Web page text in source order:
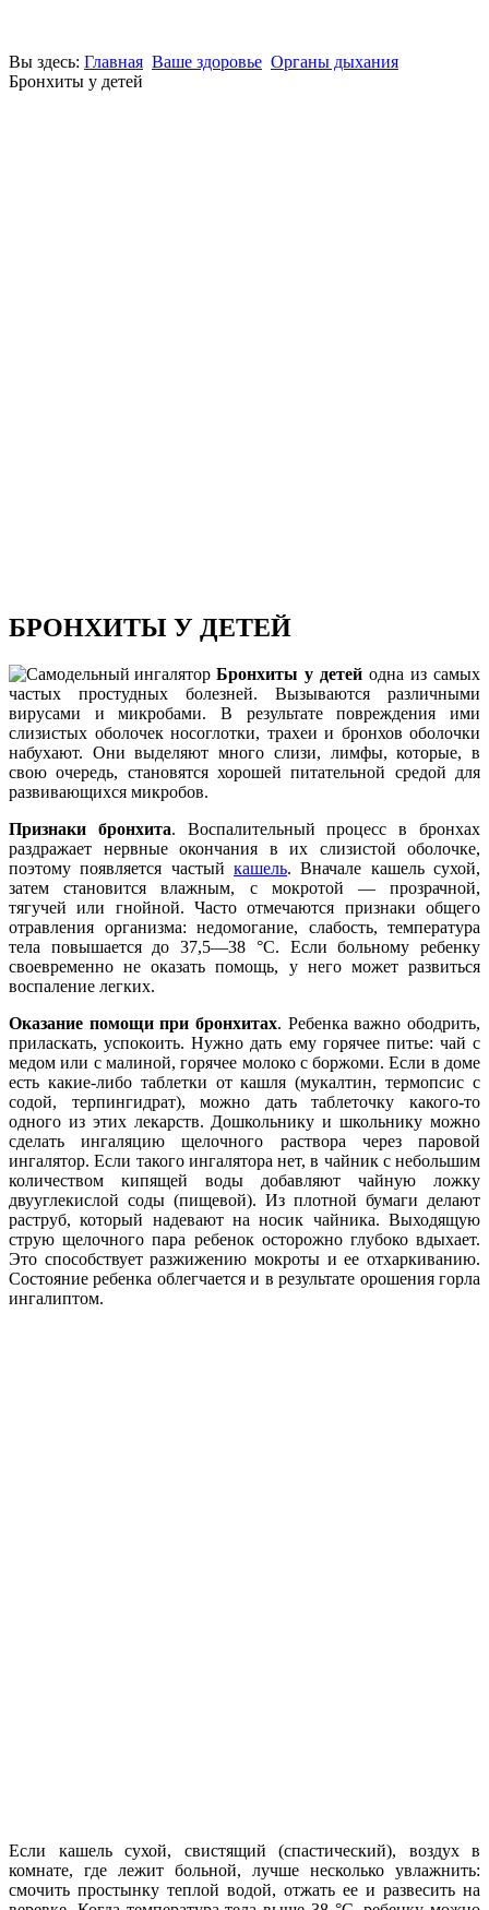
Вы здесь: Главная Ваше здоровье Органы дыхания
Бронхиты у детей
БРОНХИТЫ У ДЕТЕЙ
Бронхиты у детей одна из самых
частых простудных болезней. Вызываются различными
вирусами и микробами. В результате повреждения ими
слизистых оболочек носоглотки, трахеи и бронхов оболочки
набухают. Они выделяют много слизи, лимфы, которые, в
свою очередь, становятся хорошей питательной средой для
развивающихся микробов.
Признаки бронхита. Воспалительный процесс в бронхах
раздражает нервные окончания в их слизистой оболочке,
поэтому появляется частый кашель. Вначале кашель сухой,
затем становится влажным, с мокротой — прозрачной,
тягучей или гнойной. Часто отмечаются признаки общего
отравления организма: недомогание, слабость, температура
тела повышается до 37,5—38 °С. Если больному ребенку
своевременно не оказать помощь, у него может развиться
воспаление легких.
Оказание помощи при бронхитах. Ребенка важно ободрить,
приласкать, успокоить. Нужно дать ему горячее питье: чай с
медом или с малиной, горячее молоко с боржоми. Если в доме
есть какие-либо таблетки от кашля (мукалтин, термопсис с
содой, терпингидрат), можно дать таблеточку какого-то
одного из этих лекарств. Дошкольнику и школьнику можно
сделать ингаляцию щелочного раствора через паровой
ингалятор. Если такого ингалятора нет, в чайник с небольшим
количеством кипящей воды добавляют чайную ложку
двууглекислой соды (пищевой). Из плотной бумаги делают
раструб, который надевают на носик чайника. Выходящую
струю щелочного пара ребенок осторожно глубоко вдыхает.
Это способствует разжижению мокроты и ее отхаркиванию.
Состояние ребенка облегчается и в результате орошения горла
ингалиптом.
Если кашель сухой, свистящий (спастический), воздух в
комнате, где лежит больной, лучше несколько увлажнить:
смочить простынку теплой водой, отжать ее и развесить на